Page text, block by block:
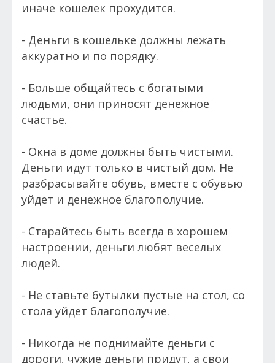
иначе кошелек прохудится.
- Деньги в кошельке должны лежать
аккуратно и по порядку.
- Больше общайтесь с богатыми
людьми, они приносят денежное
счастье.
- Окна в доме должны быть чистыми.
Деньги идут только в чистый дом. Не
разбрасывайте обувь, вместе с обувью
уйдет и денежное благополучие.
- Старайтесь быть всегда в хорошем
настроении, деньги любят веселых
людей.
- Не ставьте бутылки пустые на стол, со
стола уйдет благополучие.
- Никогда не поднимайте деньги с
дороги, чужие деньги придут, а свои